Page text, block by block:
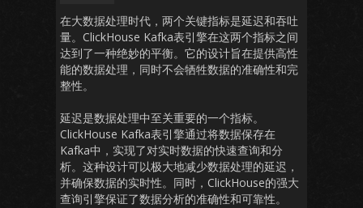
在大数据处理时代，两个关键指标是延迟和吞吐
量。ClickHouse Kafka表引擎在这两个指标之间
达到了一种绝妙的平衡。它的设计旨在提供高性
能的数据处理，同时不会牺牲数据的准确性和完
整性。
延迟是数据处理中至关重要的一个指标。
ClickHouse Kafka表引擎通过将数据保存在
Kafka中，实现了对实时数据的快速查询和分
析。这种设计可以极大地减少数据处理的延迟，
并确保数据的实时性。同时，ClickHouse的强大
查询引擎保证了数据分析的准确性和可靠性。